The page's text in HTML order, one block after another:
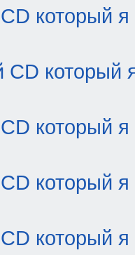
который я
который
который я
который я
который я